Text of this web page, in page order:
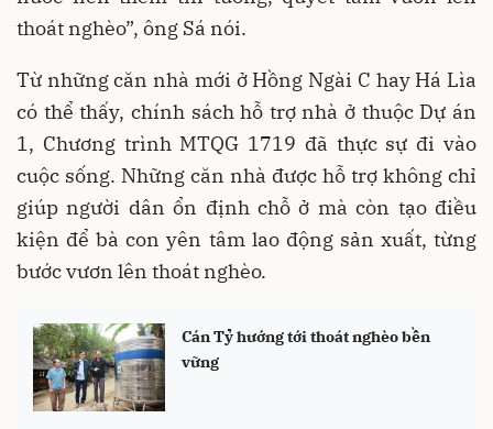
thoát nghèo”, ông Sá nói.
Từ những căn nhà mới ở Hồng Ngài C hay Há Lìa
có thể thấy, chính sách hỗ trợ nhà ở thuộc Dự án
1, Chương trình MTQG 1719 đã thực sự đi vào
cuộc sống. Những căn nhà được hỗ trợ không chỉ
giúp người dân ổn định chỗ ở mà còn tạo điều
kiện để bà con yên tâm lao động sản xuất, từng
bước vươn lên thoát nghèo.
Cán Tỷ hướng tới thoát nghèo bền
vững